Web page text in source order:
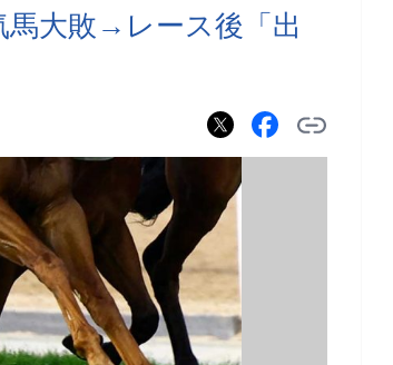
馬大敗→レース後「出